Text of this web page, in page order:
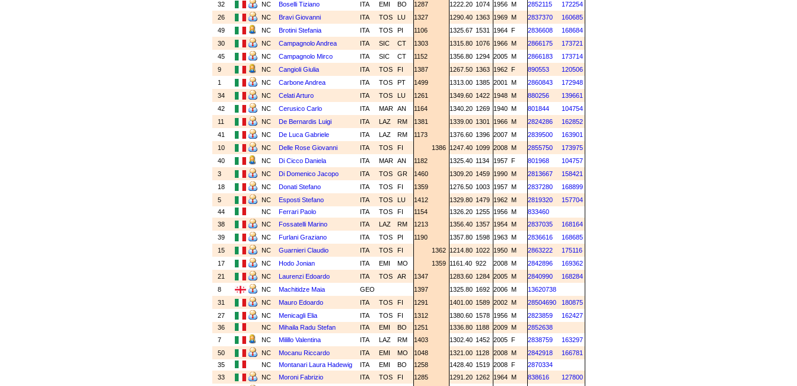
32
NC Boselli Tiziano ITA EMI BO 1287 1222.20 1074 1956 M 2852115
172254
26
NC Bravi Giovanni ITA TOS LU 1327 1290.40 1363 1969 M 2837370
160685
49
NC Brotini Stefania ITA TOS PI 1106 1325.67 1531 1964 F 2836608
168684
30
NC Campagnolo Andrea ITA SIC CT 1303 1315.80 1076 1966 M 2866175
173721
45
NC Campagnolo Mirco ITA SIC CT 1152 1356.80 1294 2005 M 2866183
173714
9
NC Cangioli Giulia ITA TOS FI 1387 1267.50 1363 1962 F 890553
120506
1
NC Carbone Andrea ITA TOS PT 1499 1313.00 1385 2001 M 2860843
172948
34
NC Celati Arturo ITA TOS LU 1261 1349.60 1422 1948 M 880256
139661
42
NC Cerusico Carlo ITA MAR AN 1164 1340.20 1269 1940 M 801844
104754
11
NC De Bernardis Luigi ITA LAZ RM 1381 1339.00 1301 1966 M 2824286
162852
41
NC De Luca Gabriele ITA LAZ RM 1173 1376.60 1396 2007 M 2839500
163901
10
NC Delle Rose Giovanni ITA TOS FI 1386 1247.40 1099 2008 M 2855750
173975
40
NC Di Cicco Daniela ITA MAR AN 1182 1325.40 1134 1957 F 801968
104757
3
NC Di Domenico Jacopo ITA TOS GR 1460 1309.20 1459 1990 M 2813667
158421
18
NC Donati Stefano ITA TOS FI 1359 1276.50 1003 1957 M 2837280
168899
5
NC Esposti Stefano ITA TOS LU 1412 1329.80 1479 1962 M 2819320
157704
44
NC Ferrari Paolo ITA TOS FI 1154 1326.20 1255 1956 M
833460
38
NC Fossatelli Marino ITA LAZ RM 1213 1356.40 1357 1954 M 2837035
168164
39
NC Furlani Graziano ITA TOS PI 1190 1357.80 1598 1963 M 2836616
168685
15
NC Guarnieri Claudio ITA TOS FI 1362 1214.80 1022 1950 M 2863222
175116
17
NC Hodo Jonian ITA EMI MO 1359 1161.40 922 2008 M 2842896
169362
21
NC Laurenzi Edoardo ITA TOS AR 1347 1283.60 1284 2005 M 2840990
168284
8
NC Machitidze Maia GEO 1397 1325.80 1692 2006 M
13620738
31
NC Mauro Edoardo ITA TOS FI 1291 1401.00 1589 2002 M 28504690
180875
27
NC Menicagli Elia ITA TOS FI 1312 1380.60 1578 1956 M 2823859
162427
36
NC Mihaila Radu Stefan ITA EMI BO 1251 1336.80 1188 2009 M
2852638
7
NC Milillo Valentina ITA LAZ RM 1403 1302.40 1452 2005 F 2838759
163297
50
NC Mocanu Riccardo ITA EMI MO 1048 1321.00 1128 2008 M 2842918
166781
35
NC Montanari Laura Hadewig ITA EMI BO 1258 1428.40 1519 2008 F
2870334
33
NC Moroni Fabrizio ITA TOS FI 1285 1291.20 1262 1964 M 838616
127800